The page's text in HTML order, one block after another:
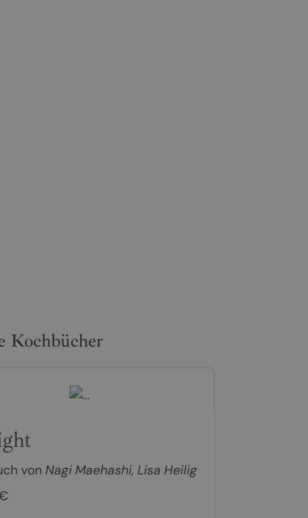
Kochbücher
von Nagi Maehashi, Lisa Heilig